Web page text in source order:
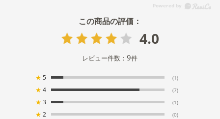
4.0
レビュー件数：9件
★ 5 (1)
★ 4 (7)
★ 3 (1)
★ 2 (0)